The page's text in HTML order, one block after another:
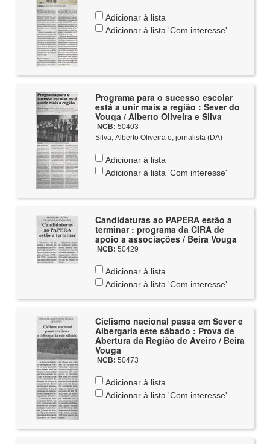
Adicionar à lista
Adicionar à lista 'Com interesse'
Programa para o sucesso escolar
está a unir mais a região : Sever do
Vouga / Alberto Oliveira e Silva
NCB: 50403
Silva, Alberto Oliveira e, jornalista (DA)
Adicionar à lista
Adicionar à lista 'Com interesse'
Candidaturas ao PAPERA estão a
terminar : programa da CIRA de
apoio a associações / Beira Vouga
NCB: 50429
Adicionar à lista
Adicionar à lista 'Com interesse'
Ciclismo nacional passa em Sever e
Albergaria este sábado : Prova de
Abertura da Região de Aveiro / Beira
Vouga
NCB: 50473
Adicionar à lista
Adicionar à lista 'Com interesse'